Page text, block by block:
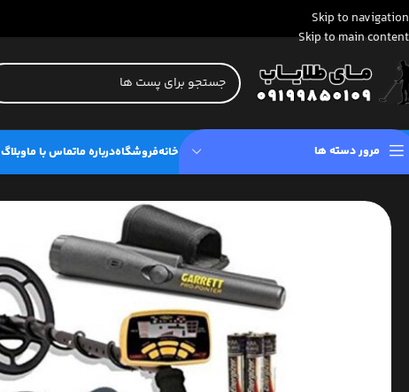
Skip to navigation
Skip to main content
مرور دسته ها خانهفروشگاهدرباره ماتماس با ماوبلاگ